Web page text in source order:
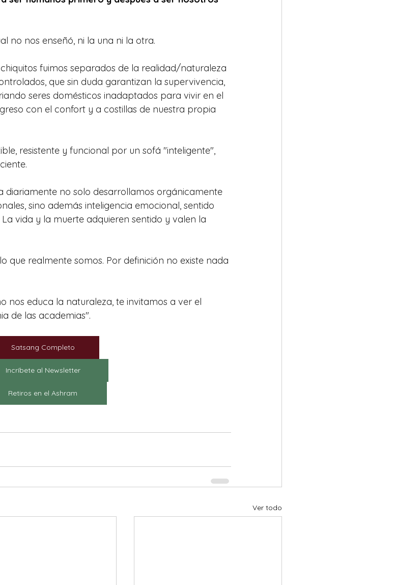
no nos enseñó, ni la una ni la otra.
fuimos separados de la realidad/naturaleza
que sin duda garantizan la supervivencia,
seres domésticos inadaptados para vivir en el
con el confort y a costillas de nuestra propia
resistente y funcional por un sofá "inteligente",
diariamente no solo desarrollamos orgánicamente
sino además inteligencia emocional, sentido
vida y la muerte adquieren sentido y valen la
que realmente somos. Por definición no existe nada
nos educa la naturaleza, te invitamos a ver el
de las academias".
Satsang Completo
Incríbete al Newsletter
Retiros en el Ashram
Ver todo